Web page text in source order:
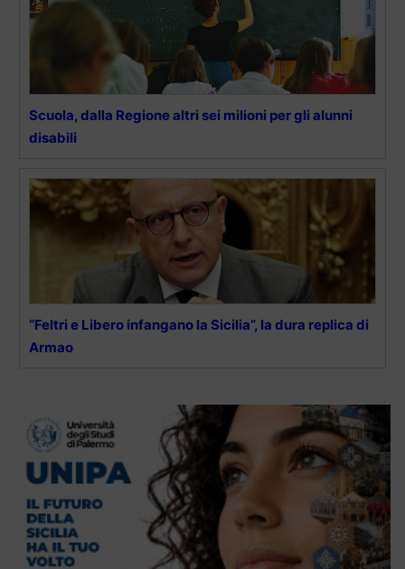
Scuola, dalla Regione altri sei milioni per gli alunni
disabili
“Feltri e Libero infangano la Sicilia”, la dura replica di
Armao